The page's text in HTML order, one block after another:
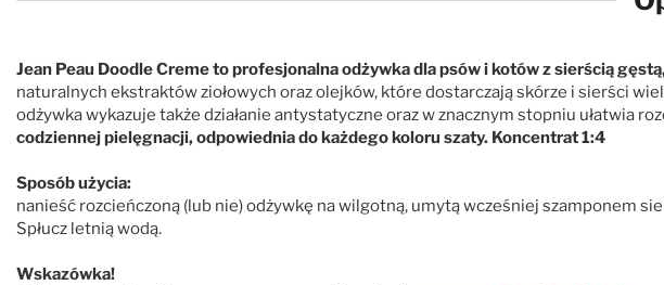
Jean Peau Doodle Creme to profesjonalna odżywka dla psów i kotów z sierścią
naturalnych ekstraktów ziołowych oraz olejków, które dostarczają skórze i sierści
odżywka wykazuje także działanie antystatyczne oraz w znacznym stopniu ułatwia
codziennej pielęgnacji, odpowiednia do każdego koloru szaty. Koncentrat 1:4
Sposób użycia:
nanieść rozcieńczoną (lub nie) odżywkę na wilgotną, umytą wcześniej szamponem
Spłucz letnią wodą.
Wskazówka!